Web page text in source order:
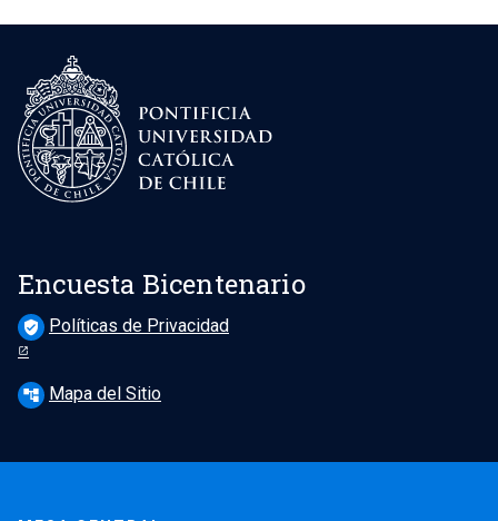
Encuesta Bicentenario
verified_user Políticas de Privacidad
account_tree Mapa del Sitio